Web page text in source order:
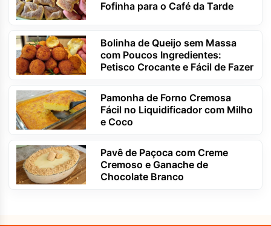
Fofinha para o Café da Tarde
Bolinha de Queijo sem Massa
com Poucos Ingredientes:
Petisco Crocante e Fácil de Fazer
Pamonha de Forno Cremosa
Fácil no Liquidificador com Milho
e Coco
Pavê de Paçoca com Creme
Cremoso e Ganache de
Chocolate Branco